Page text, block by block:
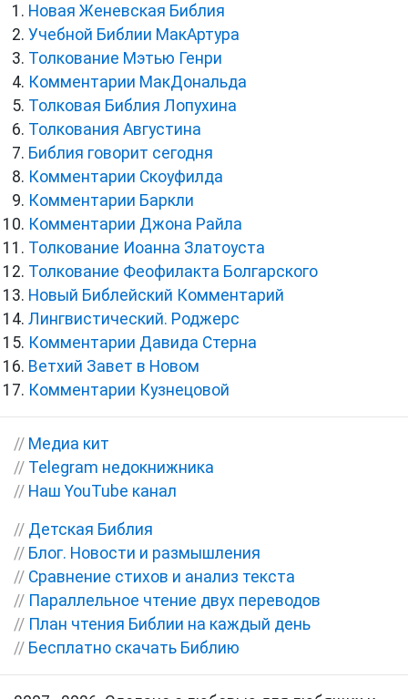
Новая Женевская Библия
Учебной Библии МакАртура
Толкование Мэтью Генри
Комментарии МакДональда
Толковая Библия Лопухина
Толкования Августина
Библия говорит сегодня
Комментарии Скоуфилда
Комментарии Баркли
Комментарии Джона Райла
Толкование Иоанна Златоуста
Толкование Феофилакта Болгарского
Новый Библейский Комментарий
Лингвистический. Роджерс
Комментарии Давида Стерна
Ветхий Завет в Новом
Комментарии Кузнецовой
// Медиа кит
// Telegram недокнижника
// Наш YouTube канал
// Детская Библия
// Блог. Новости и размышления
// Сравнение стихов и анализ текста
// Параллельное чтение двух переводов
// План чтения Библии на каждый день
// Бесплатно скачать Библию